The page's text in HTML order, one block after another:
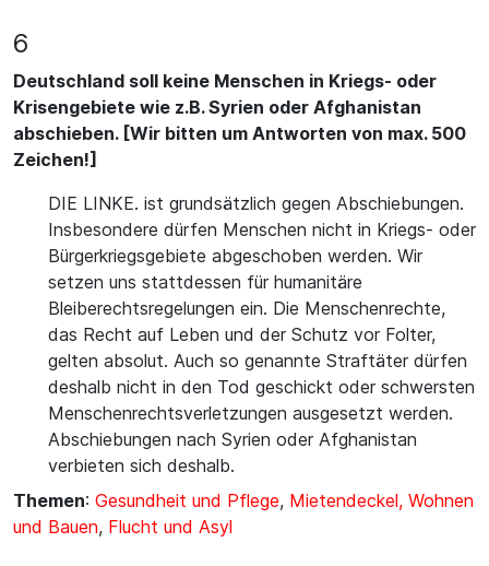
6
Deutschland soll keine Menschen in Kriegs- oder
Krisengebiete wie z.B. Syrien oder Afghanistan
abschieben. [Wir bitten um Antworten von max. 500
Zeichen!]
DIE LINKE. ist grundsätzlich gegen Abschiebungen.
Insbesondere dürfen Menschen nicht in Kriegs- oder
Bürgerkriegsgebiete abgeschoben werden. Wir
setzen uns stattdessen für humanitäre
Bleiberechtsregelungen ein. Die Menschenrechte,
das Recht auf Leben und der Schutz vor Folter,
gelten absolut. Auch so genannte Straftäter dürfen
deshalb nicht in den Tod geschickt oder schwersten
Menschenrechtsverletzungen ausgesetzt werden.
Abschiebungen nach Syrien oder Afghanistan
verbieten sich deshalb.
Themen: Gesundheit und Pflege, Mietendeckel, Wohnen
und Bauen, Flucht und Asyl